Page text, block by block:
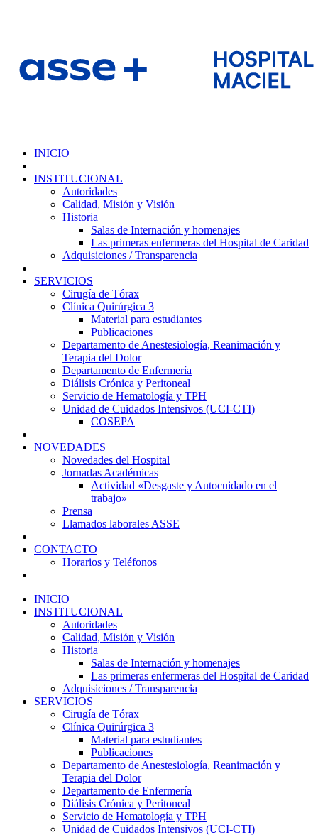
INICIO
INSTITUCIONAL
Autoridades
Calidad, Misión y Visión
Historia
Salas de Internación y homenajes
Las primeras enfermeras del Hospital de Caridad
Adquisiciones / Transparencia
SERVICIOS
Cirugía de Tórax
Clínica Quirúrgica 3
Material para estudiantes
Publicaciones
Departamento de Anestesiología, Reanimación y
Terapia del Dolor
Departamento de Enfermería
Diálisis Crónica y Peritoneal
Servicio de Hematología y TPH
Unidad de Cuidados Intensivos (UCI-CTI)
COSEPA
NOVEDADES
Novedades del Hospital
Jornadas Académicas
Actividad «Desgaste y Autocuidado en el
trabajo»
Prensa
Llamados laborales ASSE
CONTACTO
Horarios y Teléfonos
INICIO
INSTITUCIONAL
Autoridades
Calidad, Misión y Visión
Historia
Salas de Internación y homenajes
Las primeras enfermeras del Hospital de Caridad
Adquisiciones / Transparencia
SERVICIOS
Cirugía de Tórax
Clínica Quirúrgica 3
Material para estudiantes
Publicaciones
Departamento de Anestesiología, Reanimación y
Terapia del Dolor
Departamento de Enfermería
Diálisis Crónica y Peritoneal
Servicio de Hematología y TPH
Unidad de Cuidados Intensivos (UCI-CTI)